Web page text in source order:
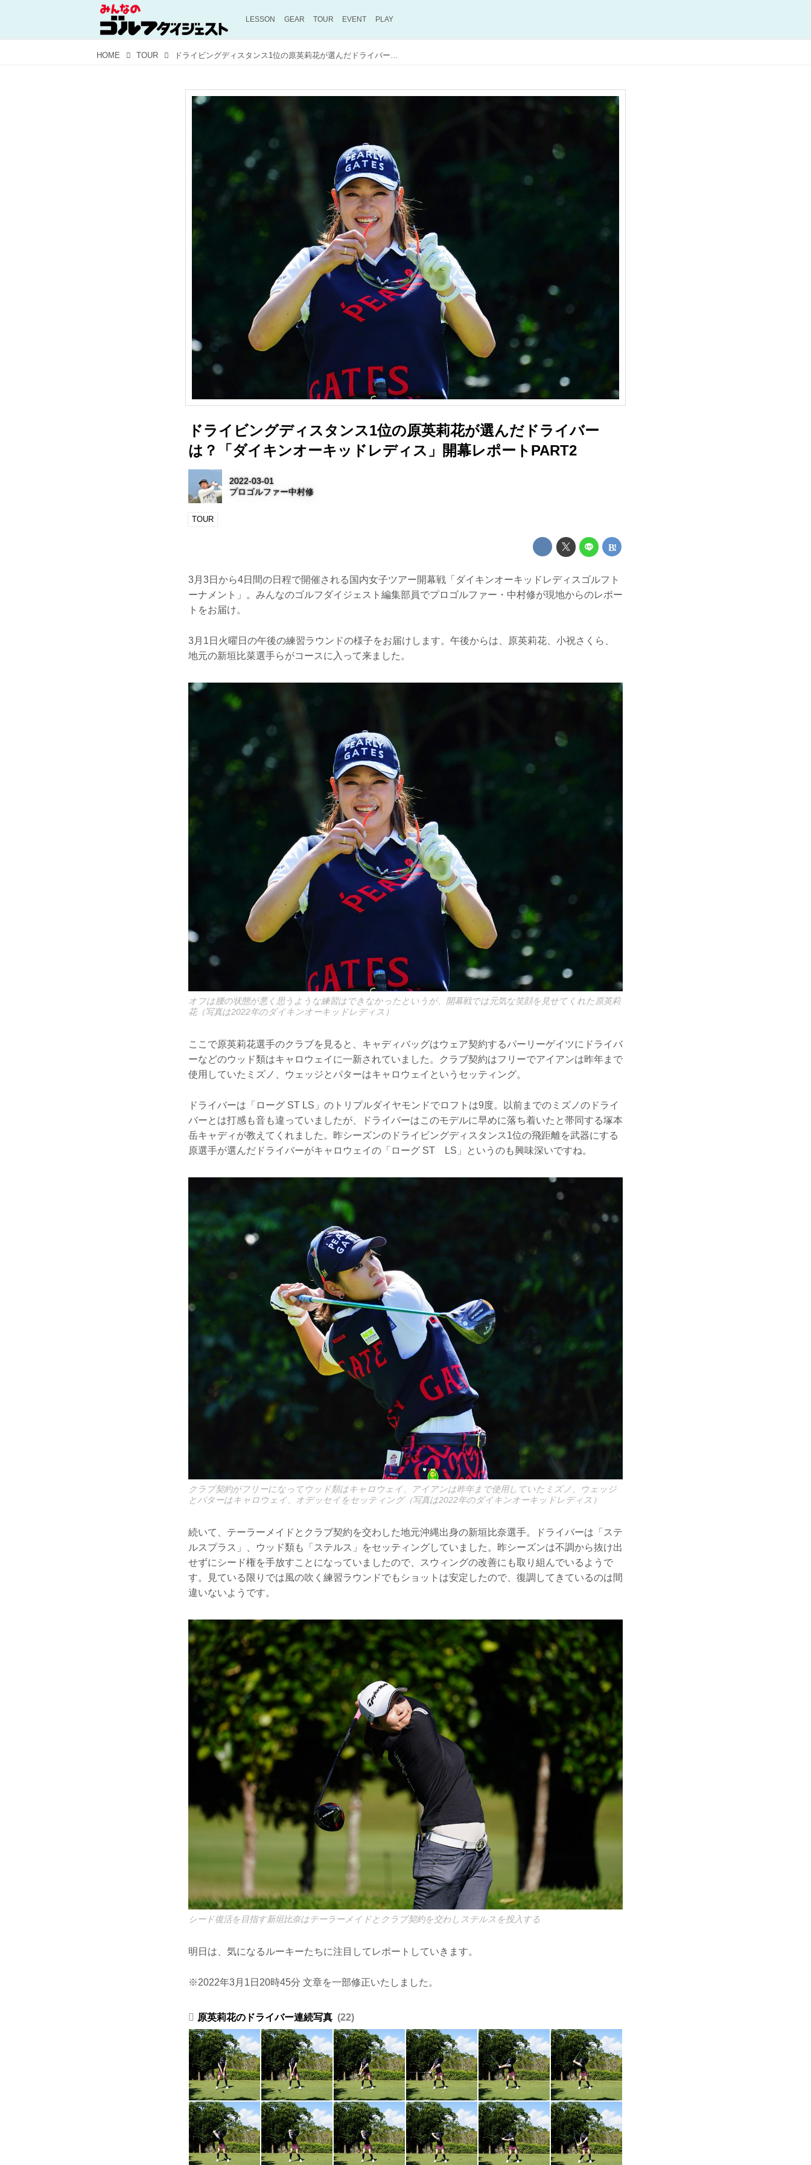
LESSON GEAR TOUR EVENT PLAY
HOME TOUR ドライビングディスタンス1位の原英莉花が選んだドライバーは？「ダイキンオーキッドレディス」開幕レポートPART2
ドライビングディスタンス1位の原英莉花が選んだドライバー
は？「ダイキンオーキッドレディス」開幕レポートPART2
2022-03-01
プロゴルファー中村修
TOUR
3月3日から4日間の日程で開催される国内女子ツアー開幕戦「ダイキンオーキッドレディスゴルフト
ーナメント」。みんなのゴルフダイジェスト編集部員でプロゴルファー・中村修が現地からのレポー
トをお届け。
3月1日火曜日の午後の練習ラウンドの様子をお届けします。午後からは、原英莉花、小祝さくら、
地元の新垣比菜選手らがコースに入って来ました。
オフは腰の状態が悪く思うような練習はできなかったというが、開幕戦では元気な笑顔を見せてくれた原英莉
花（写真は2022年のダイキンオーキッドレディス）
ここで原英莉花選手のクラブを見ると、キャディバッグはウェア契約するパーリーゲイツにドライバ
ーなどのウッド類はキャロウェイに一新されていました。クラブ契約はフリーでアイアンは昨年まで
使用していたミズノ、ウェッジとパターはキャロウェイというセッティング。
ドライバーは「ローグ ST LS」のトリプルダイヤモンドでロフトは9度。以前までのミズノのドライ
バーとは打感も音も違っていましたが、ドライバーはこのモデルに早めに落ち着いたと帯同する塚本
岳キャディが教えてくれました。昨シーズンのドライビングディスタンス1位の飛距離を武器にする
原選手が選んだドライバーがキャロウェイの「ローグ ST LS」というのも興味深いですね。
クラブ契約がフリーになってウッド類はキャロウェイ、アイアンは昨年まで使用していたミズノ、ウェッジ
とパターはキャロウェイ、オデッセイをセッティング（写真は2022年のダイキンオーキッドレディス）
続いて、テーラーメイドとクラブ契約を交わした地元沖縄出身の新垣比奈選手。ドライバーは「ステ
ルスプラス」、ウッド類も「ステルス」をセッティングしていました。昨シーズンは不調から抜け出
せずにシード権を手放すことになっていましたので、スウィングの改善にも取り組んでいるようで
す。見ている限りでは風の吹く練習ラウンドでもショットは安定したので、復調してきているのは間
違いないようです。
シード復活を目指す新垣比奈はテーラーメイドとクラブ契約を交わしステルスを投入する
明日は、気になるルーキーたちに注目してレポートしていきます。
※2022年3月1日20時45分 文章を一部修正いたしました。
原英莉花のドライバー連続写真 22